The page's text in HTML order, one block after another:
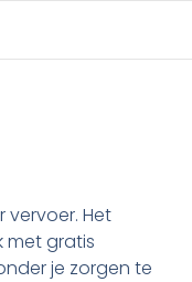
Het
met gratis
je zorgen te